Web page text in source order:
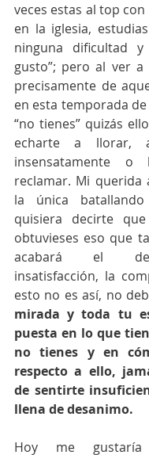
veces estas al top
en la iglesia,
ninguna dificultad
gusto”; pero al ver
precisamente de
en esta temporada
“no tienes” quizás
echarte a llorar,
insensatamente o
reclamar. Mi querida
la única
quisiera decirte
obtuvieses eso que
acabará el
insatisfacción, la
esto no es así, no
mirada y toda tu
puesta en lo que
no tienes y en
respecto a ello,
de sentirte
llena de desanimo.
Hoy me